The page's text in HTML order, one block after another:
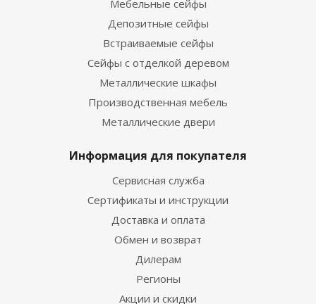
Мебельные сейфы
Депозитные сейфы
Встраиваемые сейфы
Сейфы с отделкой деревом
Металлические шкафы
Производственная мебель
Металлические двери
Информация для покупателя
Сервисная служба
Сертификаты и инструкции
Доставка и оплата
Обмен и возврат
Дилерам
Регионы
Акции и скидки